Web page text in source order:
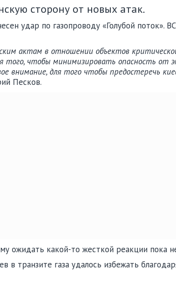
сторону от новых атак.
удар по газопроводу «Голубой поток».
актам в отношении объектов
чтобы минимизировать опасность от
внимание, для того чтобы предостеречь
Песков.
ожидать какой-то жесткой реакции пока
в транзите газа удалось избежать